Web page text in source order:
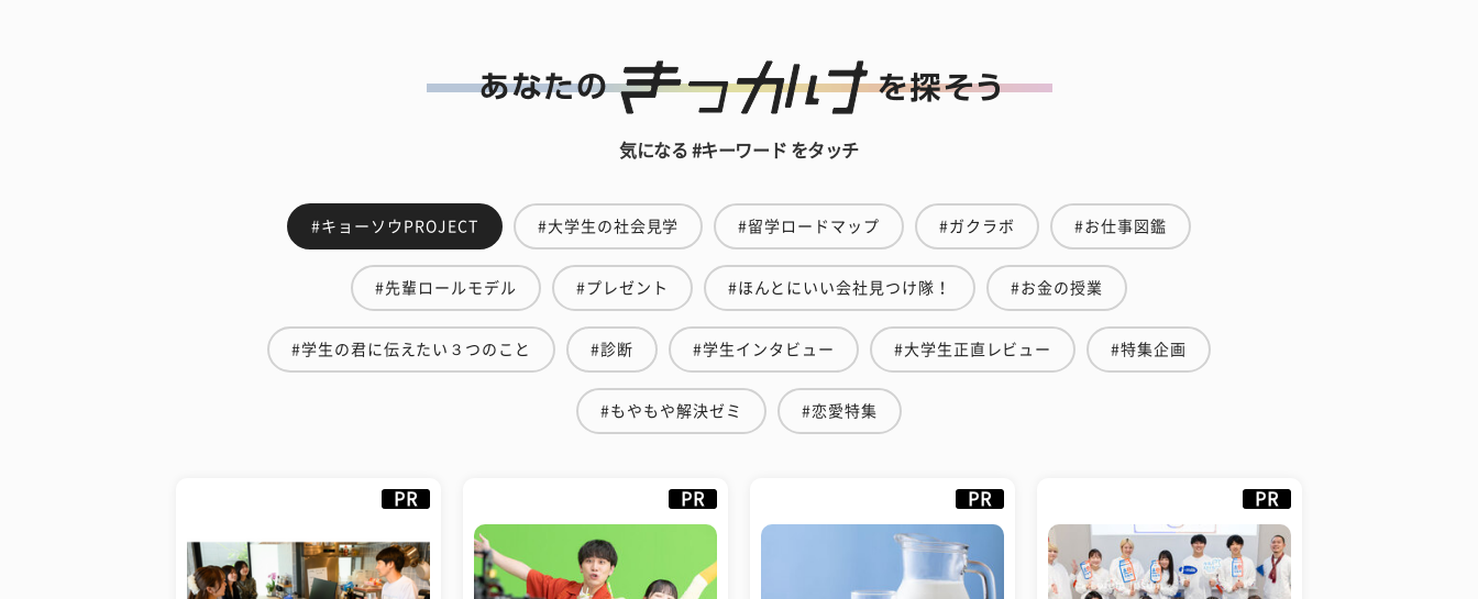
気になる #キーワード をタッチ
#キョーソウPROJECT #大学生の社会見学 #留学ロードマップ #ガクラボ #お仕事図鑑
#先輩ロールモデル #プレゼント #ほんとにいい会社見つけ隊！ #お金の授業
#学生の君に伝えたい３つのこと #診断 #学生インタビュー #大学生正直レビュー #特集企画
#もやもや解決ゼミ #恋愛特集
PR PR PR PR